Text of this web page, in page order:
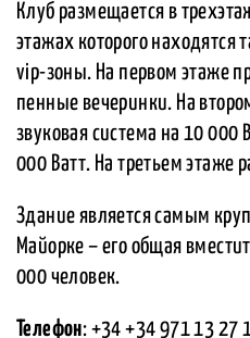
Клуб размещается в
этажах которого
vip-зоны. На первом этаже
пенные вечеринки. На
звуковая система на 10 000
000 Ватт. На третьем этаже
Здание является самым
Майорке – его общая
000 человек.
Телефон: +34 +34 971 13 27